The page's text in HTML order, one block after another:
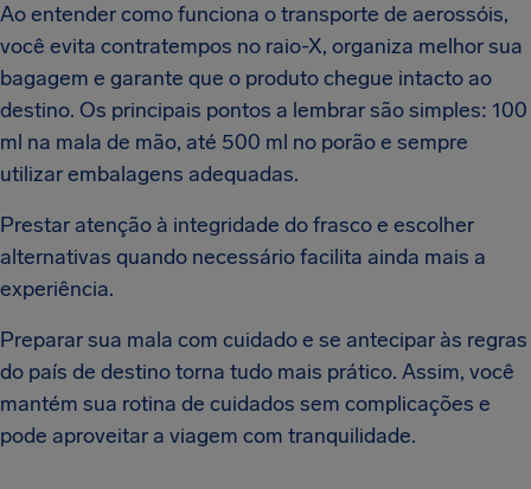
Ao entender como funciona o transporte de aerossóis,
você evita contratempos no raio-X, organiza melhor sua
bagagem e garante que o produto chegue intacto ao
destino. Os principais pontos a lembrar são simples: 100
ml na mala de mão, até 500 ml no porão e sempre
utilizar embalagens adequadas.
Prestar atenção à integridade do frasco e escolher
alternativas quando necessário facilita ainda mais a
experiência.
Preparar sua mala com cuidado e se antecipar às regras
do país de destino torna tudo mais prático. Assim, você
mantém sua rotina de cuidados sem complicações e
pode aproveitar a viagem com tranquilidade.